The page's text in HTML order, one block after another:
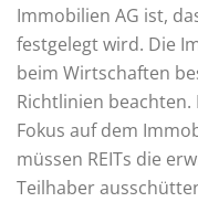
Immobilien AG ist,
festgelegt wird. Die
beim Wirtschaften
Richtlinien
Fokus auf dem
müssen REITs die
Teilhaber